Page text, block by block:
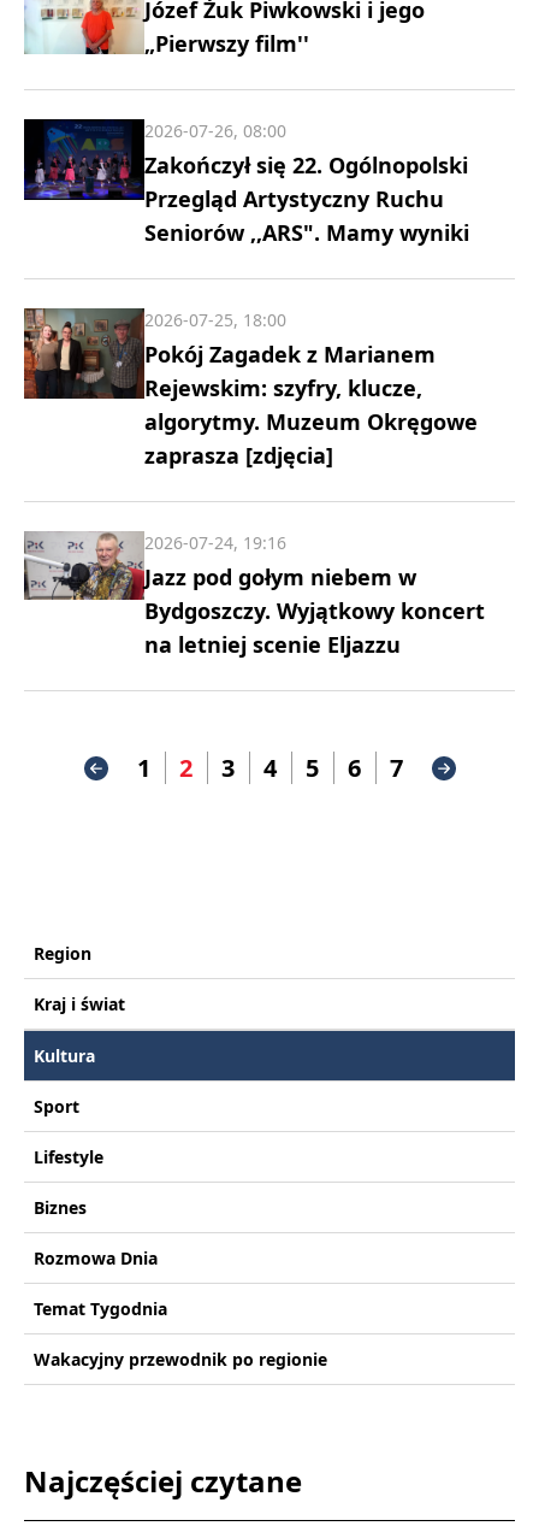
Józef Żuk Piwkowski i jego
„Pierwszy film''
Zakończył się 22. Ogólnopolski
Przegląd Artystyczny Ruchu
Seniorów ,,ARS". Mamy wyniki
2026-07-26, 08:00
Pokój Zagadek z Marianem
Rejewskim: szyfry, klucze,
algorytmy. Muzeum Okręgowe
zaprasza [zdjęcia]
2026-07-25, 18:00
Jazz pod gołym niebem w
Bydgoszczy. Wyjątkowy koncert
na letniej scenie Eljazzu
2026-07-24, 19:16
1 2 3 4 5 6 7
Region
Kraj i świat
Kultura
Sport
Lifestyle
Biznes
Rozmowa Dnia
Temat Tygodnia
Wakacyjny przewodnik po regionie
Najczęściej czytane